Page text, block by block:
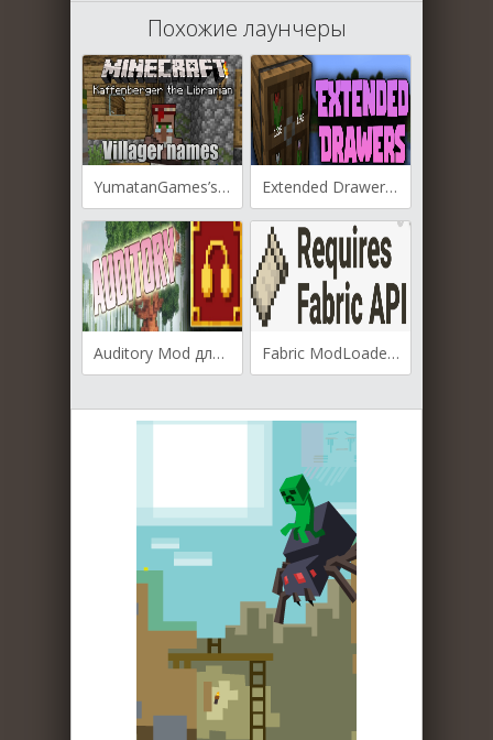
Похожие лаунчеры
YumatanGames’s Villager Names для Майнкрафт [1.19.3, 1.19.2, 1.19.1] Extended Drawers для Майнкрафт [1.19.3, 1.19.2, 1.19.1]
Auditory Mod для Майнкрафт [1.19.3, 1.19.2, 1.19] Fabric ModLoader для Майнкрафт [1.14.4, 1.15, 1.15.1, 1.15.2]